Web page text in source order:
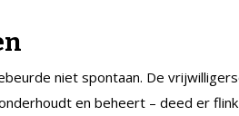
niet spontaan. De
en beheert – deed er